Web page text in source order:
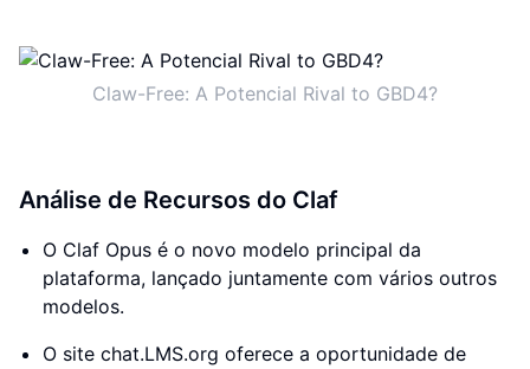
Claw-Free: A Potencial Rival to GBD4?
Análise de Recursos do Claf
O Claf Opus é o novo modelo principal da
plataforma, lançado juntamente com vários outros
modelos.
O site chat.LMS.org oferece a oportunidade de